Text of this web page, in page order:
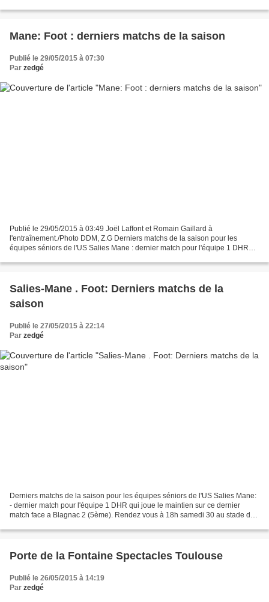
Mane: Foot : derniers matchs de la saison
Publié le 29/05/2015 à 07:30
Par zedgé
Publié le 29/05/2015 à 03:49 Joël Laffont et Romain Gaillard à
l'entraînement./Photo DDM, Z.G Derniers matchs de la saison pour les
équipes séniors de l'US Salies Mane : dernier match pour l'équipe 1 DHR
Salies-Mane . Foot: Derniers matchs de la
saison
Publié le 27/05/2015 à 22:14
Par zedgé
Derniers matchs de la saison pour les équipes séniors de l'US Salies Mane:
- dernier match pour l'équipe 1 DHR qui joue le maintien sur ce dernier
match face a Blagnac 2 (5ème). Rendez vous à 18h samedi 30 au stade de
Porte de la Fontaine Spectacles Toulouse
Publié le 26/05/2015 à 14:19
Par zedgé